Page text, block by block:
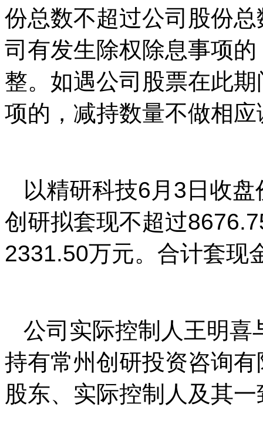
份总数不超过公司股份
司有发生除权除息事项
整。如遇公司股票在此
项的，减持数量不做相应
以精研科技6月3日收
创研拟套现不超过
2331.50万元。合计套现
公司实际控制人王明喜
持有常州创研投资咨询
股东、实际控制人及其